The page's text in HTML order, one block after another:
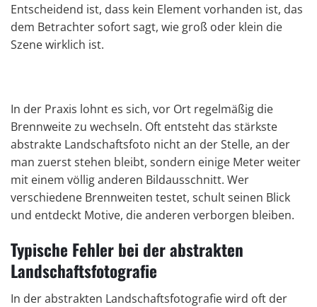
Entscheidend ist, dass kein Element vorhanden ist, das
dem Betrachter sofort sagt, wie groß oder klein die
Szene wirklich ist.
In der Praxis lohnt es sich, vor Ort regelmäßig die
Brennweite zu wechseln. Oft entsteht das stärkste
abstrakte Landschaftsfoto nicht an der Stelle, an der
man zuerst stehen bleibt, sondern einige Meter weiter
mit einem völlig anderen Bildausschnitt. Wer
verschiedene Brennweiten testet, schult seinen Blick
und entdeckt Motive, die anderen verborgen bleiben.
Typische Fehler bei der abstrakten
Landschaftsfotografie
In der abstrakten Landschaftsfotografie wird oft der